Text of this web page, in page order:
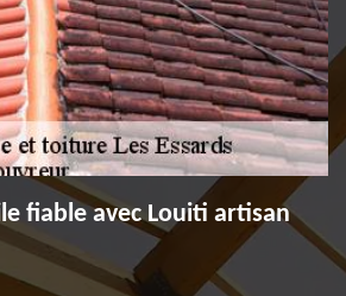
fiable avec Louiti artisan